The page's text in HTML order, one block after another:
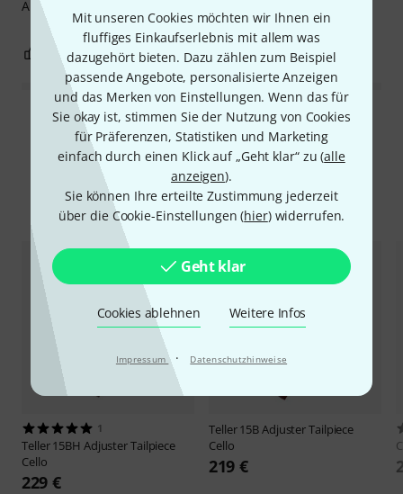
Mit unseren Cookies möchten wir Ihnen ein
fluffiges Einkaufserlebnis mit allem was
dazugehört bieten. Dazu zählen zum Beispiel
passende Angebote, personalisierte Anzeigen
und das Merken von Einstellungen. Wenn das für
Sie okay ist, stimmen Sie der Nutzung von Cookies
für Präferenzen, Statistiken und Marketing
einfach durch einen Klick auf „Geht klar“ zu (alle
anzeigen).
Sie können Ihre erteilte Zustimmung jederzeit
über die Cookie-Einstellungen (hier) widerrufen.
Geht klar
Cookies ablehnen Weitere Infos
Impressum · Datenschutzhinweise
Aufhängeschnur wäre dabei gewesen!
0 BEWERTUNG MELDEN
Alle Bewertungen lesen
Alternativen vergleichen
1
Teller15BH Adjuster Tailpiece
Cello
229 €
Teller15B Adjuster Tailpiece
Cello
219 €